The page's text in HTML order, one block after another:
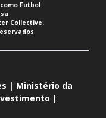
Futbol
Collective.
| Ministério da
|